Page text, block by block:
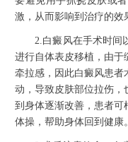
激，从而影响到治疗的效
2.白癜风在手术时间以
进行自体表皮移植，由于
牵拉感，因此白癜风患者
动，导致皮肤部位拉伤，
到身体逐渐改善，患者可
体操，帮助身体回到健康。